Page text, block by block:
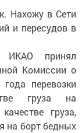
Нахожу в Сети
и пересудов в
принял
Комиссии о
перевозки
груза на
груза,
на борт бедных